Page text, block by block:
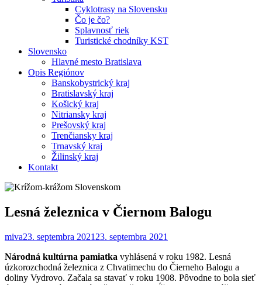
Cyklotrasy na Slovensku
Čo je čo?
Splavnosť riek
Turistické chodníky KST
Slovensko
Hlavné mesto Bratislava
Opis Regiónov
Banskobystrický kraj
Bratislavský kraj
Košický kraj
Nitriansky kraj
Prešovský kraj
Trenčiansky kraj
Trnavský kraj
Žilinský kraj
Kontakt
Lesná železnica v Čiernom Balogu
miva23. septembra 2021 23. septembra 2021
Národná kultúrna pamiatka vyhlásená v roku 1982. Lesná
úzkorozchodná železnica z Chvatimechu do Čierneho Balogu a
doliny Vydrovo. Začala sa stavať v roku 1908. Pôvodne to bola sieť